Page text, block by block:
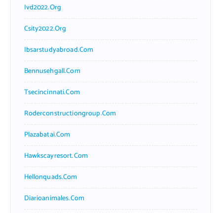
Ivd2022.org
Csity2022.org
Ibsarstudyabroad.com
Bennusehgall.com
Tsecincinnati.com
Roderconstructiongroup.com
Plazabatai.com
Hawkscayresort.com
Hellonquads.com
Diarioanimales.com